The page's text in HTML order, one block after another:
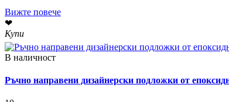
Вижте повече
❤
Купи
В наличност
Ръчно направени дизайнерски подложки от